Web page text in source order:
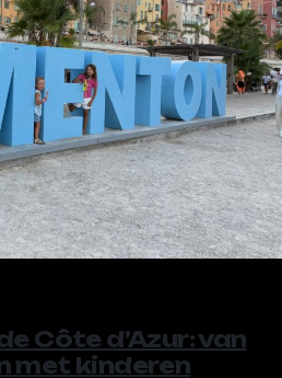
Côte d’Azur: van
met kinderen